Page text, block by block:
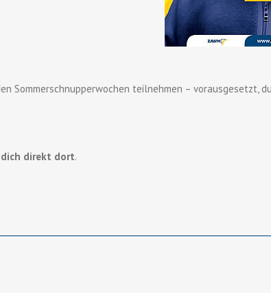
Sommerschnupperwochen teilnehmen – vorausgesetzt,
direkt dort.